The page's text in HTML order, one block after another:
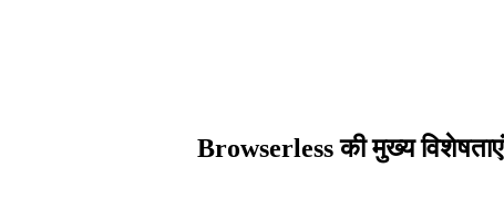
Browserless की मुख्य विशेषताएं